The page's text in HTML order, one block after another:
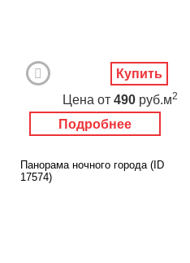
Подробнее
Цена от 490 руб.м2
Купить
Панорама ночного города (ID
17574)